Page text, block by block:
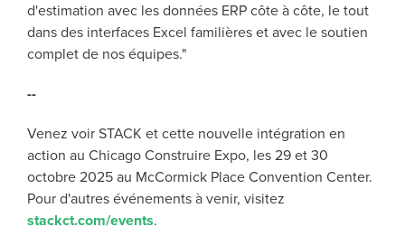
d'estimation avec les données ERP côte à côte, le tout
dans des interfaces Excel familières et avec le soutien
complet de nos équipes."
--
Venez voir STACK et cette nouvelle intégration en
action au Chicago Construire Expo, les 29 et 30
octobre 2025 au McCormick Place Convention Center.
Pour d'autres événements à venir, visitez
stackct.com/events.